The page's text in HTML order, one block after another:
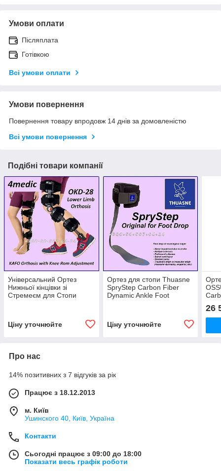
Умови оплати
Післяплата
Готівкою
Всі умови оплати
Умови повернення
Повернення товару впродовж 14 днів за домовленістю
Всі умови повернення
Подібні товари компанії
Універсальний Ортез
Нижньої кінцівки зі
Стремеєм для Стопи
Ціну уточнюйте
Ортез для стопи Thuasne
SpryStep Carbon Fiber
Dynamic Ankle Foot
Ціну уточнюйте
26
Про нас
14% позитивних з 7 відгуків за рік
Працює з 18.12.2013
м. Київ
Ушинского 40, Київ, Україна
Контакти
Сьогодні працює з 09:00 до 18:00
Показати весь графік роботи